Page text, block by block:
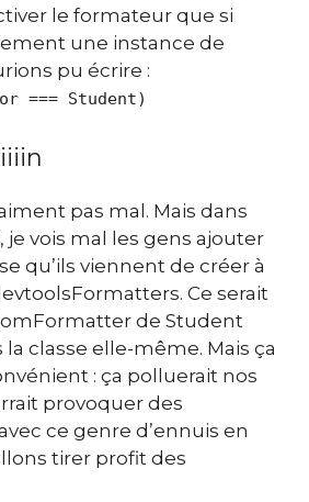
le formateur que si
une instance de
pu écrire :
=== Student)
pas mal. Mais dans
je vois mal les gens ajouter
qu’ils viennent de créer à
Ce serait
de Student
classe elle-même. Mais ça
: ça polluerait nos
provoquer des
ce genre d’ennuis en
tirer profit des